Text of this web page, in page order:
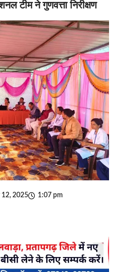
टीम ने गुणवत्ता निरीक्षण
12, 2025 1:07 pm